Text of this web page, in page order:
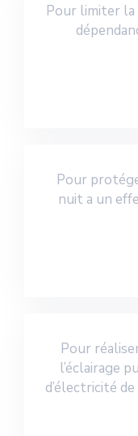
Pour limiter
Pour
nuit a un
Pour
l’éclairage
d’électricité